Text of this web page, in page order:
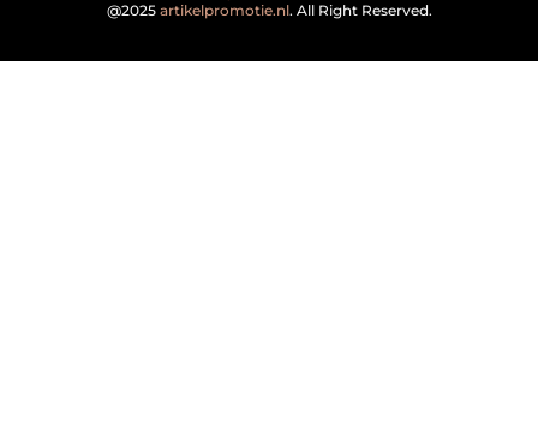
@2025 artikelpromotie.nl. All Right Reserved.